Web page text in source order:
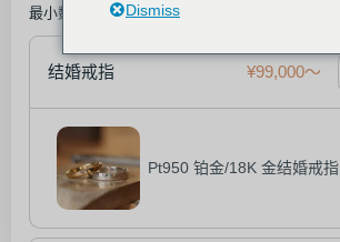
最小数量: 1
结婚戒指 ¥99,000
Pt950 铂金/18K 金结婚戒指
Dismiss